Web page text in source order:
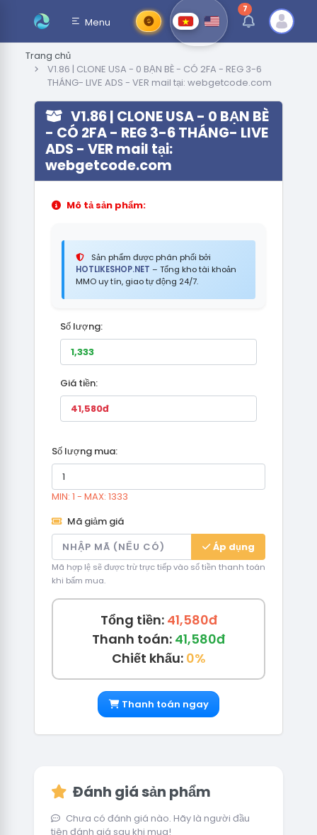
Menu
7thông báo chưa
Trang chủ
V1.86 | CLONE USA - 0 BẠN BÈ - CÓ 2FA - REG 3-6
THÁNG- LIVE ADS - VER mail tại: webgetcode.com
V1.86 | CLONE USA - 0 BẠN BÈ
- CÓ 2FA - REG 3-6 THÁNG- LIVE
ADS - VER mail tại:
webgetcode.com
Mô tả sản phẩm:
Sản phẩm được phân phối bởi
HOTLIKESHOP.NET – Tổng kho tài khoản
MMO uy tín, giao tự động 24/7.
Số lượng:
Giá tiền:
Số lượng mua:
MIN: 1 - MAX: 1333
Mã giảm giá
Áp dụng
Mã hợp lệ sẽ được trừ trực tiếp vào số tiền thanh toán
khi bấm mua.
Tổng tiền: 41,580đ
Thanh toán: 41,580đ
Chiết khấu: 0%
Thanh toán ngay
Đánh giá sản phẩm
Chưa có đánh giá nào. Hãy là người đầu
tiên đánh giá sau khi mua!